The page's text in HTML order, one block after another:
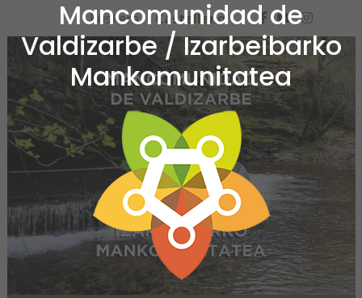
Mancomunidad de
Valdizarbe / Izarbeibarko
Mankomunitatea
Ir al contenido
Euskera Castellano facebook
youtube
Mancomunidad de